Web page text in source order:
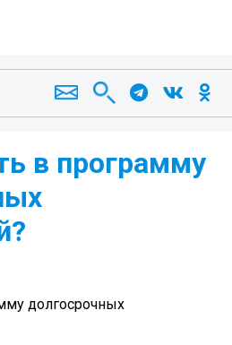
в программу
долгосрочных